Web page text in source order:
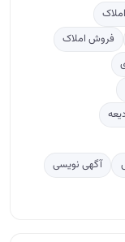
فروش املاک
آگهی نویسی